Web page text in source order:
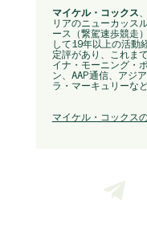
マイケル・コックス
リアのニューカッス
ース（繋駕速歩競走
して19年以上の活動
定評があり、これま
イナ・モーニング・
ン、AAP通信、アジ
ラ・マーキュリーな
マイケル・コックス